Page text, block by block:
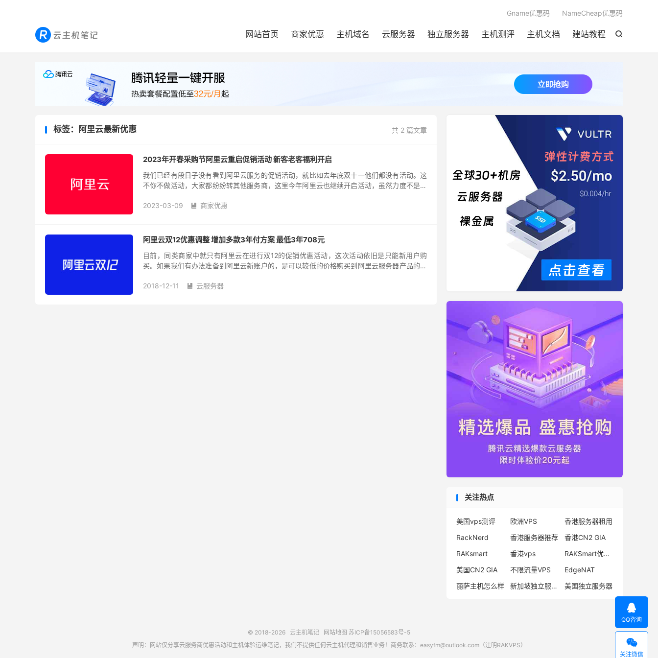

网站首页 商家优惠 主机域名 云服务器 独立服务器 主机测评 主机文档 建站教程
Gname优惠码 NameCheap优惠码
共 2 篇文章
标签：阿里云最新优惠
2023年开春采购节阿里云重启促销活动 新客老客福利开启
我们已经有段日子没有看到阿里云服务的促销活动，就比如去年底双十一他们都没有活动。这
不你不做活动，大家都纷纷转其他服务商，这里今年阿里云也继续开启活动，虽然力度不是太
2023-03-09
 商家优惠
阿里云双12优惠调整 增加多款3年付方案 最低3年708元
目前，同类商家中就只有阿里云在进行双12的促销优惠活动，这次活动依旧是只能新用户购
买。如果我们有办法准备到阿里云新账户的，是可以较低的价格购买到阿里云服务器产品的。
2018-12-11
 云服务器
关注热点
美国vps测评 欧洲VPS
香港服务器租用
RackNerd
香港服务器推荐
香港CN2 GIA
RAKsmart
香港vps
RAKSmart优惠码
美国CN2 GIA
不限流量VPS
EdgeNAT
丽萨主机怎么样
新加坡独立服务器 美国独立服务器
© 2018-2026 云主机笔记 网站地图 苏ICP备15056583号-5
声明：网站仅分享云服务商优惠活动和主机体验运维笔记，我们不提供任何云主机代理和销售业务！商务联系：easyfm@outlook.com（注明RAKVPS）

QQ咨询

关注微信